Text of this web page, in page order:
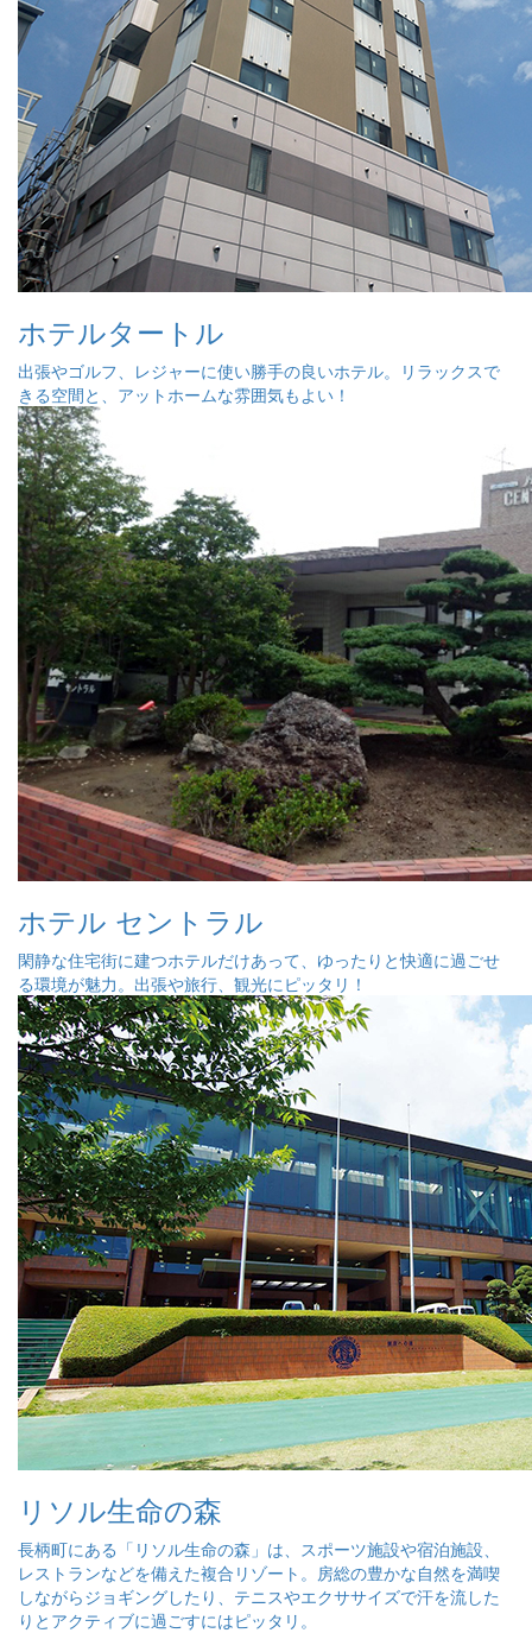
ホテルタートル
出張やゴルフ、レジャーに使い勝手の良いホテル。リラックスで
きる空間と、アットホームな雰囲気もよい！
ホテル セントラル
閑静な住宅街に建つホテルだけあって、ゆったりと快適に過ごせ
る環境が魅力。出張や旅行、観光にピッタリ！
リソル生命の森
長柄町にある「リソル生命の森」は、スポーツ施設や宿泊施設、
レストランなどを備えた複合リゾート。房総の豊かな自然を満喫
しながらジョギングしたり、テニスやエクササイズで汗を流した
りとアクティブに過ごすにはピッタリ。